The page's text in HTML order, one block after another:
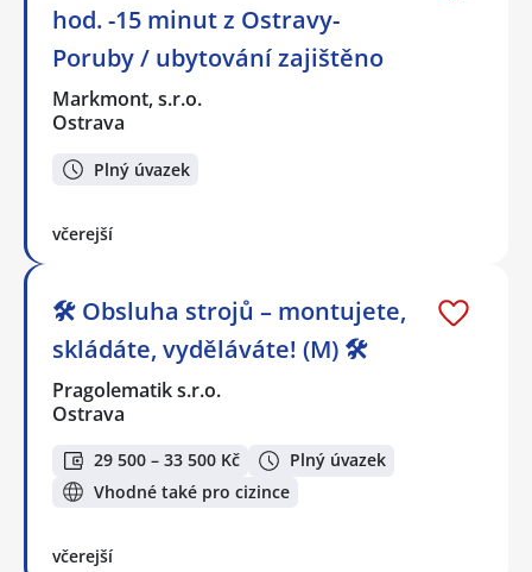
hod. -15 minut z Ostravy-
Poruby / ubytování zajištěno
Markmont, s.r.o.
Ostrava
Plný úvazek
včerejší
🛠️ Obsluha strojů – montujete,
skládáte, vyděláváte! (M) 🛠️
Pragolematik s.r.o.
Ostrava
29 500 – 33 500 Kč
Plný úvazek
Vhodné také pro cizince
včerejší